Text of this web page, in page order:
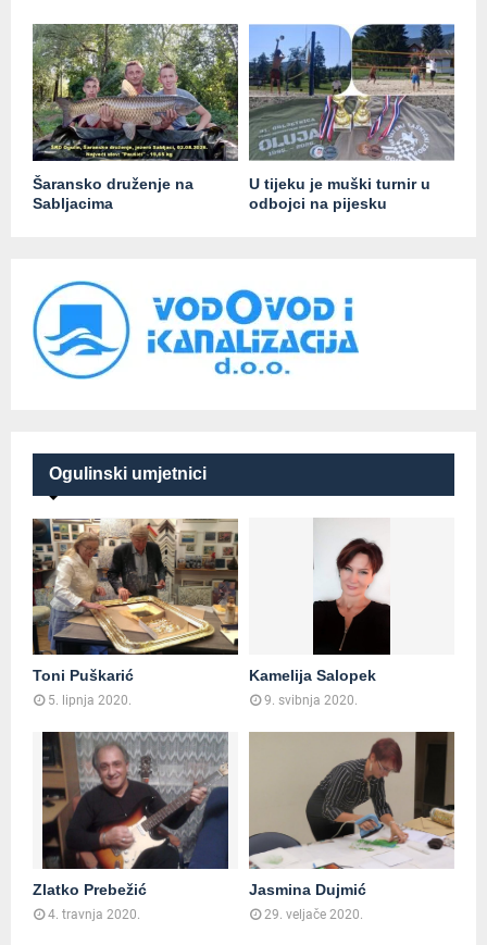
Šaransko druženje na
Sabljacima
U tijeku je muški turnir u
odbojci na pijesku
Ogulinski umjetnici
Toni Puškarić
5. lipnja 2020.
Kamelija Salopek
9. svibnja 2020.
Zlatko Prebežić
4. travnja 2020.
Jasmina Dujmić
29. veljače 2020.